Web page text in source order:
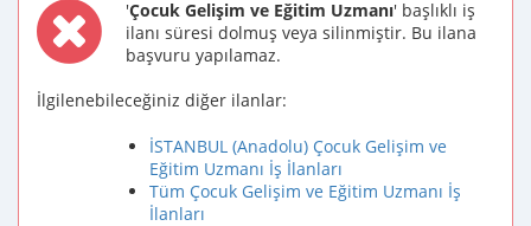
'Çocuk Gelişim ve Eğitim Uzmanı' başlıklı iş
ilanı süresi dolmuş veya silinmiştir. Bu ilana
başvuru yapılamaz.
İlgilenebileceğiniz diğer ilanlar:
İSTANBUL (Anadolu) Çocuk Gelişim ve
Eğitim Uzmanı İş İlanları
Tüm Çocuk Gelişim ve Eğitim Uzmanı İş
İlanları